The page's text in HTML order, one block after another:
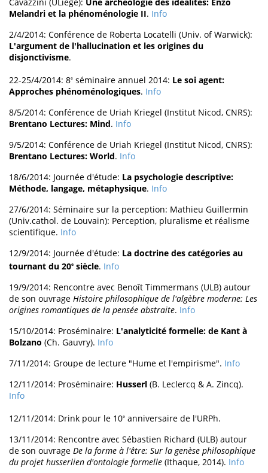
Cavazzini (ULiège): Une archéologie des idéalités: Enzo
Melandri et la phénoménologie II. Info
2/4/2014: Conférence de Roberta Locatelli (Univ. of Warwick):
L'argument de l'hallucination et les origines du
disjonctivisme.
22-25/4/2014: 8e séminaire annuel 2014: Le soi agent:
Approches phénoménologiques. Info
8/5/2014: Conférence de Uriah Kriegel (Institut Nicod, CNRS):
Brentano Lectures: Mind. Info
9/5/2014: Conférence de Uriah Kriegel (Institut Nicod, CNRS):
Brentano Lectures: World. Info
18/6/2014: Journée d'étude: La psychologie descriptive:
Méthode, langage, métaphysique. Info
27/6/2014: Séminaire sur la perception: Mathieu Guillermin
(Univ.cathol. de Louvain): Perception, pluralisme et réalisme
scientifique. Info
12/9/2014: Journée d'étude: La doctrine des catégories au
tournant du 20e siècle. Info
19/9/2014: Rencontre avec Benoît Timmermans (ULB) autour
de son ouvrage Histoire philosophique de l'algèbre moderne: Les
origines romantiques de la pensée abstraite. Info
15/10/2014: Proséminaire: L'analyticité formelle: de Kant à
Bolzano (Ch. Gauvry). Info
7/11/2014: Groupe de lecture "Hume et l'empirisme". Info
12/11/2014: Proséminaire: Husserl (B. Leclercq & A. Zincq).
Info
12/11/2014: Drink pour le 10e anniversaire de l'URPh.
13/11/2014: Rencontre avec Sébastien Richard (ULB) autour
de son ouvrage De la forme à l'être: Sur la genèse philosophique
du projet husserlien d'ontologie formelle (Ithaque, 2014). Info